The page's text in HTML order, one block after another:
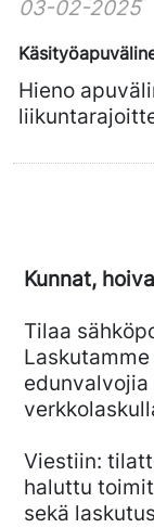
03-02-2025
Hieno
Kunnat,
Tilaa
Viestiin:
haluttu
sekä